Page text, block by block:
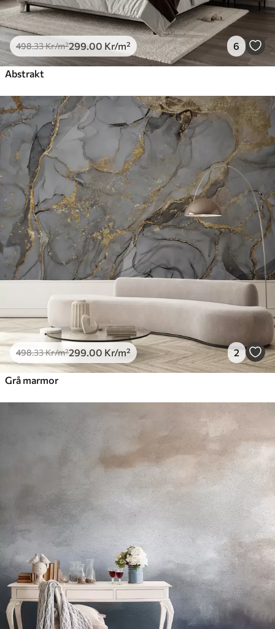
498.33Kr/m²299.00 Kr/m² 6
Abstrakt
498.33Kr/m²299.00 Kr/m² 2
Grå marmor